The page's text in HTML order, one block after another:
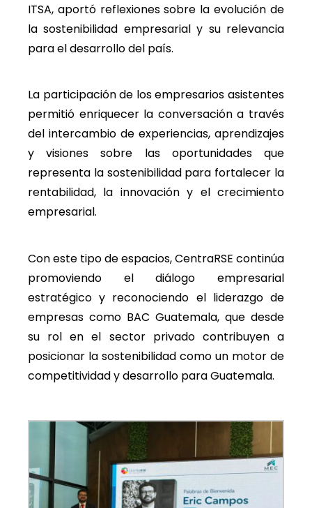
ITSA, aportó reflexiones sobre la evolución de
la sostenibilidad empresarial y su relevancia
para el desarrollo del país.
La participación de los empresarios asistentes
permitió enriquecer la conversación a través
del intercambio de experiencias, aprendizajes
y visiones sobre las oportunidades que
representa la sostenibilidad para fortalecer la
rentabilidad, la innovación y el crecimiento
empresarial.
Con este tipo de espacios, CentraRSE continúa
promoviendo el diálogo empresarial
estratégico y reconociendo el liderazgo de
empresas como BAC Guatemala, que desde
su rol en el sector privado contribuyen a
posicionar la sostenibilidad como un motor de
competitividad y desarrollo para Guatemala.